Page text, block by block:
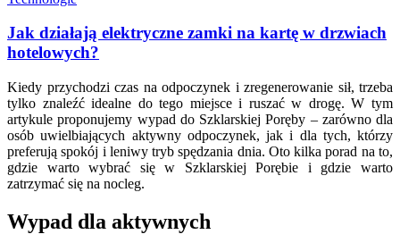
Jak działają elektryczne zamki na kartę w drzwiach
hotelowych?
Kiedy przychodzi czas na odpoczynek i zregenerowanie sił, trzeba
tylko znaleźć idealne do tego miejsce i ruszać w drogę. W tym
artykule proponujemy wypad do Szklarskiej Poręby – zarówno dla
osób uwielbiających aktywny odpoczynek, jak i dla tych, którzy
preferują spokój i leniwy tryb spędzania dnia. Oto kilka porad na to,
gdzie warto wybrać się w Szklarskiej Porębie i gdzie warto
zatrzymać się na nocleg.
Wypad dla aktywnych